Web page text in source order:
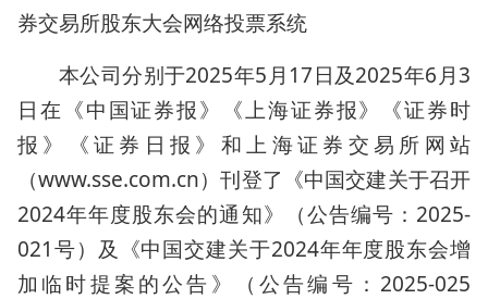
券交易所股东大会网络投票系统
本公司分别于2025年5月17日及2025年6月3
日在《中国证券报》《上海证券报》《证券时
报》《证券日报》和上海证券交易所网站
（www.sse.com.cn）刊登了《中国交建关于召开
2024年年度股东会的通知》（公告编号：2025-
021号）及《中国交建关于2024年年度股东会增
加临时提案的公告》（公告编号：2025-025